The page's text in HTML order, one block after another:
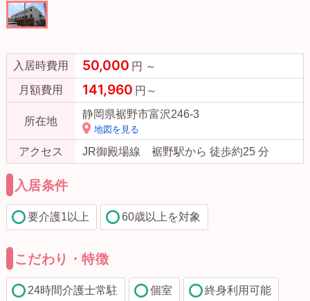
入居時費用 50,000 円 ～
月額費用
141,960 円～
所在地
静岡県裾野市富沢246-3
地図を見る
アクセス JR御殿場線 裾野駅から 徒歩約25 分
入居条件
要介護1以上 60歳以上を対象
こだわり・特徴
24時間介護士常駐 個室 終身利用可能